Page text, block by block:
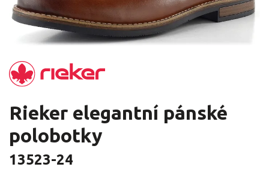
Rieker elegantní pánské
polobotky
13523-24